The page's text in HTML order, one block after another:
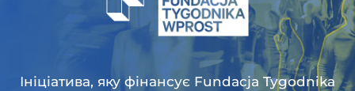
Ініціатива, яку фінансує Fundacja Tygodnika